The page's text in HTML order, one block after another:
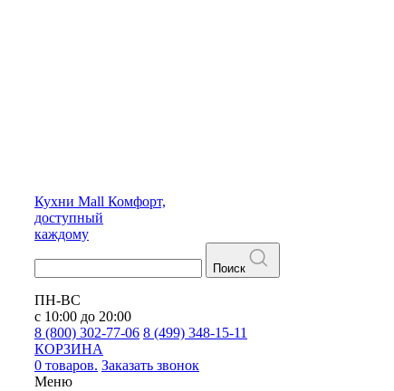
Кухни Mall Комфорт,
доступный
каждому
Поиск
ПН-ВС
с 10:00 до 20:00
8 (800) 302-77-06 8 (499) 348-15-11
КОРЗИНА
0 товаров. Заказать звонок
Меню